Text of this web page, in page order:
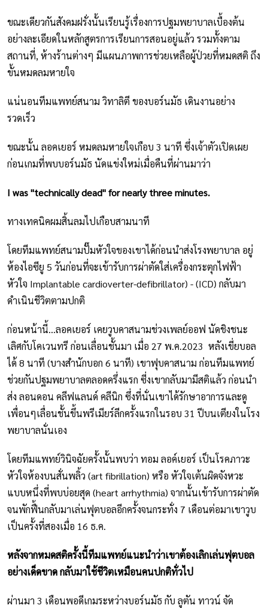
ขณะเดียวกันสังคมฝรั่งนั้นเรียนรู้เรื่องการปฐมพยาบาลเบื้องต้น
อย่างละเอียดในหลักสูตรการเรียนการสอนอยู่แล้ว รวมทั้งตาม
สถานที่, ห้างร้านต่างๆ มีแผนภาพการช่วยเหลือผู้ป่วยที่หมดสติ ถึง
ขั้นหมดลมหายใจ
แน่นอนทีมแพทย์สนาม วิทาลิตี ของบอร์นมัธ เดินงานอย่าง
รวดเร็ว
ขณะนั้น ลอคเยอร์ หมดลมหายใจเกือบ 3 นาที ซึ่งเจ้าตัวเปิดเผย
ก่อนเกมที่พบบอร์นมัธ นัดแข่งใหม่เมื่อคืนที่ผ่านมาว่า
I was "technically dead" for nearly three minutes.
ทางเทคนิคผมสิ้นลมไปเกือบสามนาที
โดยทีมแพทย์สนามปั๊มหัวใจของเขาได้ก่อนนำส่งโรงพยาบาล อยู่
ห้องไอซียู 5 วันก่อนที่จะเข้ารับการผ่าตัดใส่เครื่องกระตุกไฟฟ้า
หัวใจ Implantable cardioverter-defibrillator) - (ICD) กลับมา
ดำเนินชีวิตตามปกติ
ก่อนหน้านี้...ลอคเยอร์ เคยวูบคาสนามช่วงเพลย์ออฟ นัดชิงชนะ
เลิศกับโคเวนทรี ก่อนเลื่อนชั้นมา เมื่อ 27 พ.ค.2023 หลังเขี่ยบอล
ได้ 8 นาที (บางสำนักบอก 6 นาที) เขาฟุบคาสนาม ก่อนทีมแพทย์
ช่วยกันปฐมพยาบาลตลอดครึ่งแรก ซี่งเขากลับมามีสติแล้ว ก่อนนำ
ส่ง ลอนดอน คลีฟแลนด์ คลีนิก ซึ่งที่นั่นเขาได้รักษาอาการและดู
เพื่อนๆเลื่อนชั้นขึ้นพรีเมียร์ลีกครั้งแรกในรอบ 31 ปีบนเตียงในโรง
พยาบาลนั่นเอง
โดยทีมแพทย์วินิจฉัยครั้งนั้นพบว่า ทอม ลอค์เยอร์ เป็นโรคภาวะ
หัวใจห้องบนสั่นพลิ้ว (art fibrillation) หรือ หัวใจเต้นผิดจังหวะ
แบบหนึ่งที่พบบ่อยสุด (heart arrhythmia) จากนั้นเข้ารับการผ่าตัด
จนพักฟื้นกลับมาเล่นฟุตบอลอีกครั้งจนกระทั่ง 7 เดือนต่อมาเขาวูบ
เป็นครั้งที่สองเมื่อ 16 ธ.ค.
หลังจากหมดสติครั้งนี้ทีมแพทย์แนะนำว่าเขาต้องเลิกเล่นฟุตบอล
อย่างเด็ดขาด กลับมาใช้ชีวิตเหมือนคนปกติทั่วไป
ผ่านมา 3 เดือนพอดีเกมระหว่างบอร์นมัธ กับ ลูตัน ทาวน์ จัด